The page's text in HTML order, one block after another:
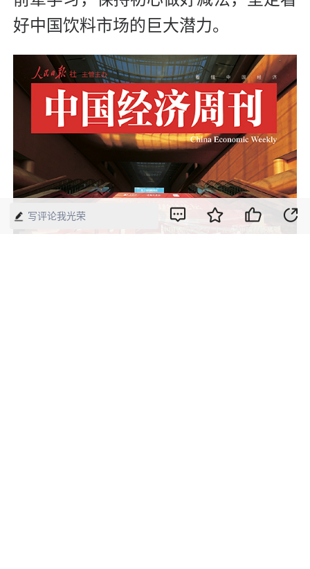
好中国饮料市场的巨大潜力。
写评论我光荣